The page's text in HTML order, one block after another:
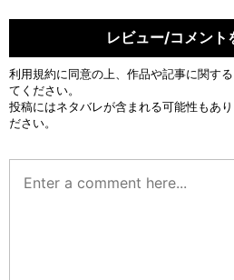
レビュー/コメント
利用規約に同意の上、作品や記事に関す
てください。
投稿にはネタバレが含まれる可能性もあ
ださい。